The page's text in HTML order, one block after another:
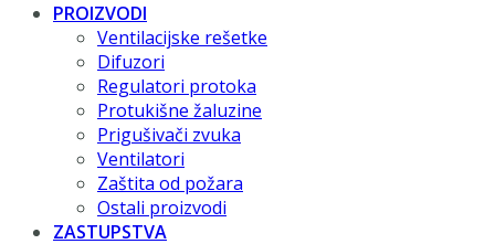
PROIZVODI
Ventilacijske rešetke
Difuzori
Regulatori protoka
Protukišne žaluzine
Prigušivači zvuka
Ventilatori
Zaštita od požara
Ostali proizvodi
ZASTUPSTVA